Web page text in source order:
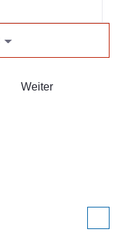
Weiter